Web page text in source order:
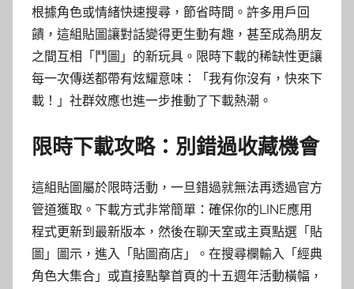
根據角色或情緒快速搜尋，節省時間。許多用戶回
饋，這組貼圖讓對話變得更生動有趣，甚至成為朋友
之間互相「鬥圖」的新玩具。限時下載的稀缺性更讓
每一次傳送都帶有炫耀意味：「我有你沒有，快來下
載！」社群效應也進一步推動了下載熱潮。
限時下載攻略：別錯過收藏機會
這組貼圖屬於限時活動，一旦錯過就無法再透過官方
管道獲取。下載方式非常簡單：確保你的LINE應用
程式更新到最新版本，然後在聊天室或主頁點選「貼
圖」圖示，進入「貼圖商店」。在搜尋欄輸入「經典
角色大集合」或直接點擊首頁的十五週年活動橫幅，